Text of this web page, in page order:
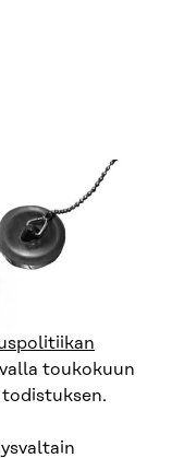
toukokuun
todistuksen.